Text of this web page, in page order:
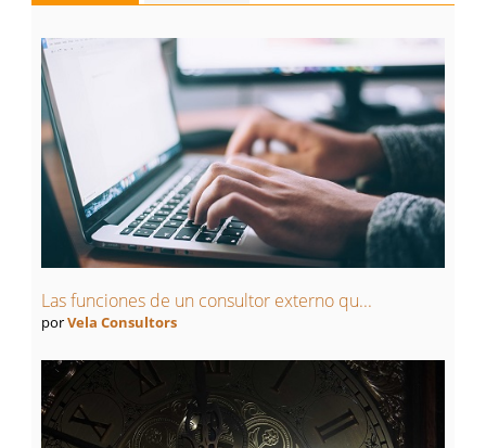
Las funciones de un consultor externo qu...
porVela Consultors